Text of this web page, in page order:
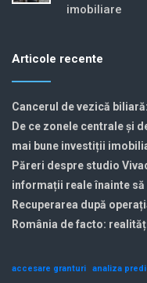
imobiliare
Articole recente
Cancerul de vezică
De ce zonele centrale și
mai bune investiții
Păreri despre studio
informații reale înainte
Recuperarea după
România de facto:
accesare granturi analiza